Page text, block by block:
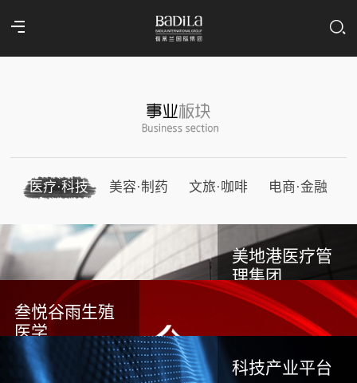
医疗·科技 美容·制药 文旅·咖啡 电商·金融
美地港医疗管
理集团
叁悦谷雨生殖
医学
科技产业平台